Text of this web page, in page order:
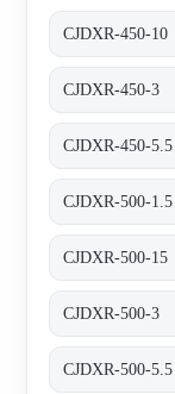
CJDXR-450-10
CJDXR-450-3
CJDXR-450-5.5
CJDXR-500-1.5
CJDXR-500-15
CJDXR-500-3
CJDXR-500-5.5